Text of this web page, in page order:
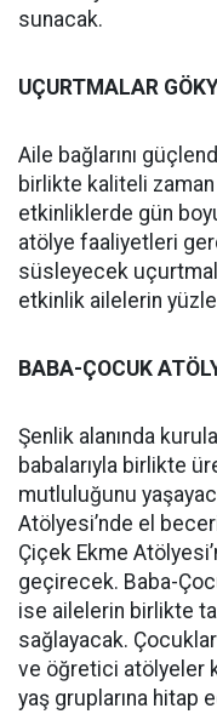
sunacak.
UÇURTMALAR
Aile bağlarını
birlikte kaliteli
etkinliklerde gün
atölye faaliyetleri
süsleyecek
etkinlik ailelerin
BABA-ÇOCUK
Şenlik alanında
babalarıyla birlikte
mutluluğunu
Atölyesi’nde el
Çiçek Ekme
geçirecek. Baba-
ise ailelerin birlikte
sağlayacak.
ve öğretici atölyeler
yaş gruplarına hitap